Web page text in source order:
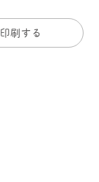
印刷する